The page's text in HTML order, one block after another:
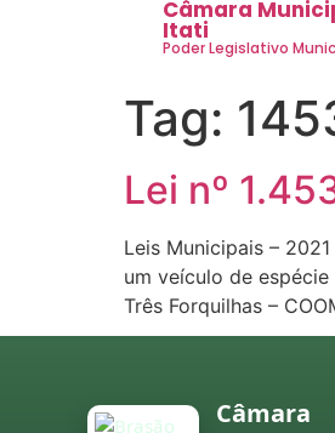
Câmara
Itati
Poder Legislativo
Tag:
Lei nº
Leis Municipais –
um veículo de
Três Forquilhas –
Câmara